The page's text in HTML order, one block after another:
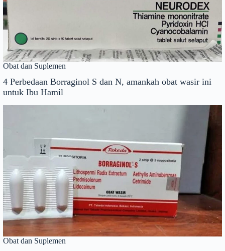
Obat dan Suplemen
4 Perbedaan Borraginol S dan N, amankah obat wasir ini
untuk Ibu Hamil
Obat dan Suplemen